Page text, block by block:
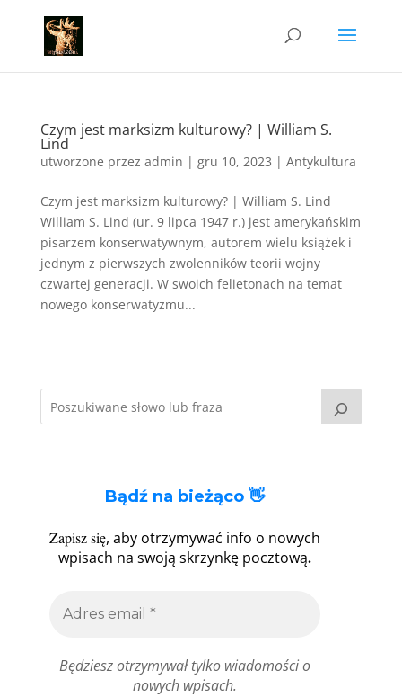
Czym jest marksizm kulturowy? | William S.
Lind
utworzone przez admin | gru 10, 2023 | Antykultura
Czym jest marksizm kulturowy? | William S. Lind
William S. Lind (ur. 9 lipca 1947 r.) jest amerykańskim
pisarzem konserwatywnym, autorem wielu książek i
jednym z pierwszych zwolenników teorii wojny
czwartej generacji. W swoich felietonach na temat
nowego konserwatyzmu...
Bądź na bieżąco 👋
Zapisz się, aby otrzymywać info o nowych
wpisach na swoją skrzynkę pocztową.
Będziesz otrzymywał tylko wiadomości o
nowych wpisach.